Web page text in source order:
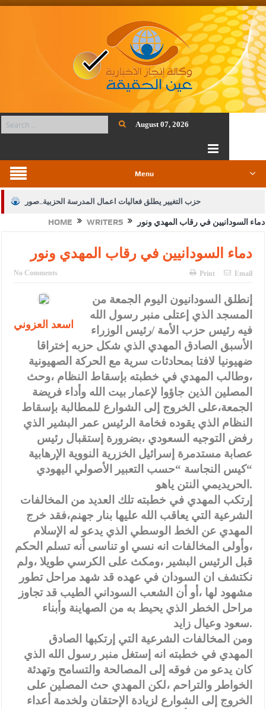
August 07, 2026
Menu
حزب التغيير يطلق فعاليات اعمال المدرسة الحزبية..صور
الجيش يفتح باب التجنيد لحملة البكالوريوس في الحقوق والقانون
بيان اجتماع عمّان:دعم الوصاية الهاشمية التاريخية على المقدسات
الأمن يتلف 16 مليون حبة كبتاجون و1480 كغم مواد مخدرة
النواب يقر مشروع تعديل قانون الملكية العقارية
القاضي يلتقي رؤساء تحرير الصحف اليومية ويؤكد حرص مجلس النواب
على شراكة فاعلة مع الإعلام
دعوة المكلفين بخدمة العلم (الدفعة الثالثة) إلى مراجعة منصة خدمة
العلم
الملك يلتقي مجموعة من رفاق السلاح
الملك يتلقى اتصالا هاتفيا من العاهل البحريني
القاضي محمود أحمد فريحات.. مبارك ومزيدا من التوفيق
HOME WRITERS دماء السودانيين في رقاب المهدي ونور
دماء السودانيين في رقاب المهدي ونور
No Comments Print Email
اسعد العزوني
إنطلق السودانيون اليوم الجمعة من
المسجد الذي إعتلى منبر رسول الله
فيه رئيس حزب الأمة /رئيس الوزراء
الأسبق الصادق المهدي الذي شكل حزبه إختراقا
ضهيونيا لافتا بمحادثات سرية مع الحركة الصهيونية
،وطالب المهدي في خطبته بإسقاط النظام ،وحث
المصلين الذين جاؤوا لإعمار بيت الله وأداء فريضة
الجمعة،على الخروج إلى الشوارع للمطالبة بإسقاط
النظام الذي يقوده فخامة الرئيس عمر البشير الذي
رفض التوجيه السعودي ،بضرورة إستقبال رئيس
عصابة مستدمرة إسرائيل الخزرية النووية الإرهابية
“كيس النجاسة “حسب التعبير الأصولي اليهودي
الحريديمي النتن ياهو.
إرتكب المهدي في خطبته تلك العديد من المخالفات
الشرعية التي يعاقب الله عليها بنار جهنم،فقد خرج
المهدي عن الخط الوسطي الذي يدعو له الإسلام
،وأولى المخالفات انه نسي او تناسى أنه تسلم الحكم
قبل الرئيس البشير ،ومكث على الكرسي طويلا ،ولم
نكتشف ان السودان في عهده قد شهد مراحل تطور
مشهود لها ،أو أن الشعب السوداني الطيب قد تجاوز
مراحل الخطر الذي يحيط به من الصهاينة وأبناء
سعود وعيال زايد.
ومن المخالفات الشرعية التي إرتكبها الصادق
المهدي في خطبته انه إستغل منبر رسول الله الذي
كان يدعو من فوقه إلى المصالحة والتسامح وتهدئة
الخواطر والتراحم ،لكن المهدي حث المصلين على
الخروج إلى الشوارع لزيادة الإحتقان ولخدمة أعداء